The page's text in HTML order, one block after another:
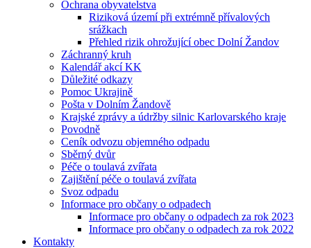
Ochrana obyvatelstva
Riziková území při extrémně přívalových
srážkach
Přehled rizik ohrožující obec Dolní Žandov
Záchranný kruh
Kalendář akcí KK
Důležité odkazy
Pomoc Ukrajině
Pošta v Dolním Žandově
Krajské zprávy a údržby silnic Karlovarského kraje
Povodně
Ceník odvozu objemného odpadu
Sběrný dvůr
Péče o toulavá zvířata
Zajištění péče o toulavá zvířata
Svoz odpadu
Informace pro občany o odpadech
Informace pro občany o odpadech za rok 2023
Informace pro občany o odpadech za rok 2022
Kontakty